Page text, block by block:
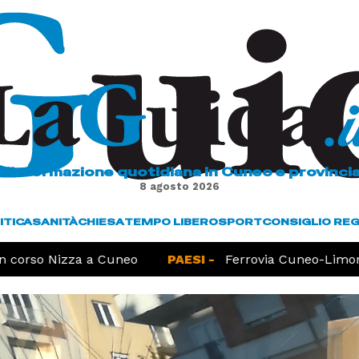
L'informazione quotidiana in Cuneo e
8 agosto 2026
SANITÀCHIESATEMPO LIBEROSPORTCONSIGLIO
Nizza a Cuneo PAESI - Ferrovia Cuneo-